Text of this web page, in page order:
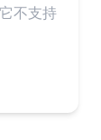
不支持